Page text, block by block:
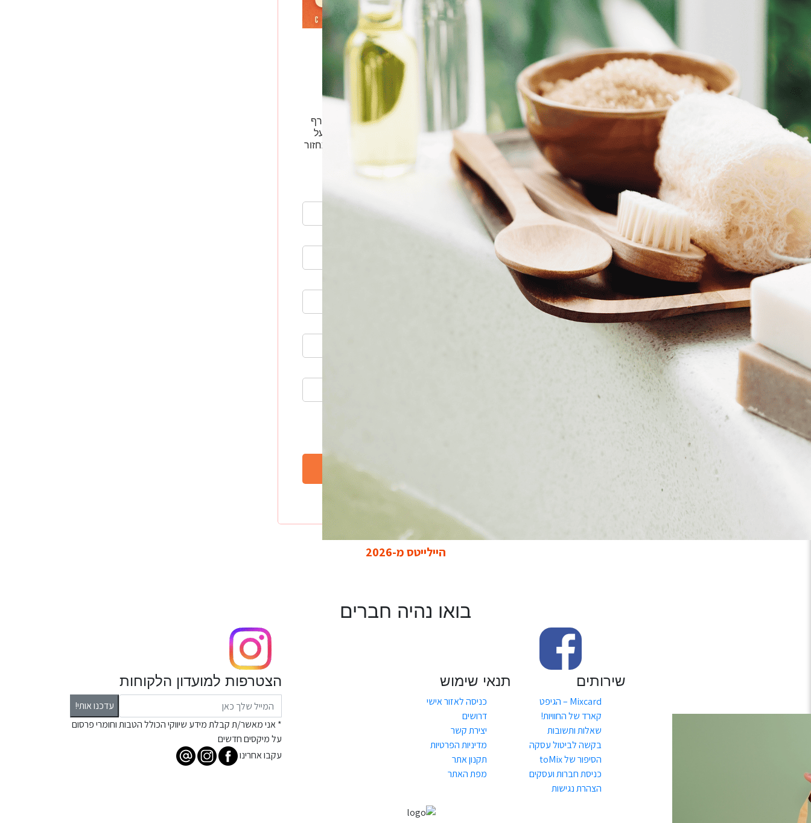
היילייטס מ-2026
בואו נהיה חברים
שירותים
Mixcard – הגיפט
קארד של החוויות!
שאלות ותשובות
בקשה לביטול עסקה
הסיפור של toMix
כניסת חברות ועסקים
הצהרת נגישות
תנאי שימוש
כניסה לאזור אישי
דרושים
יצירת קשר
מדיניות הפרטיות
תקנון אתר
מפת האתר
הצטרפות למועדון הלקוחות
עדכנו אותי!
* אני מאשר/ת קבלת מידע שיווקי הכולל הטבות וחומרי פרסום
על מיקסים חדשים
עקבו אחרינו